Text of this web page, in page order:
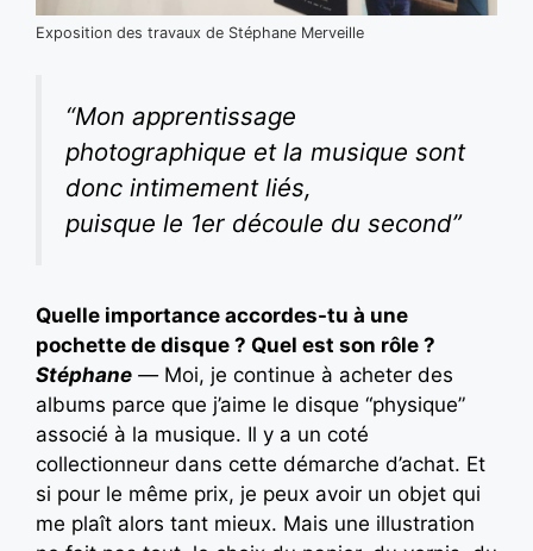
Exposition des travaux de Stéphane Merveille
“Mon apprentissage
photographique et la musique sont
donc intimement liés,
puisque le 1er découle du second”
Quelle importance accordes-tu à une
pochette de disque ? Quel est son rôle ?
Stéphane —Moi, je continue à acheter des
albums parce que j’aime le disque “physique”
associé à la musique. Il y a un coté
collectionneur dans cette démarche d’achat. Et
si pour le même prix, je peux avoir un objet qui
me plaît alors tant mieux. Mais une illustration